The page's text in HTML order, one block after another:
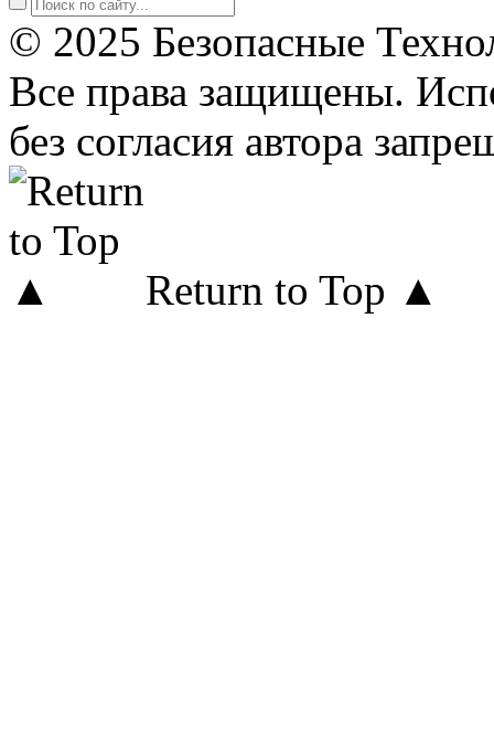
© 2025 Безопасные
Все права защищены.
без согласия автора
Return to Top ▲